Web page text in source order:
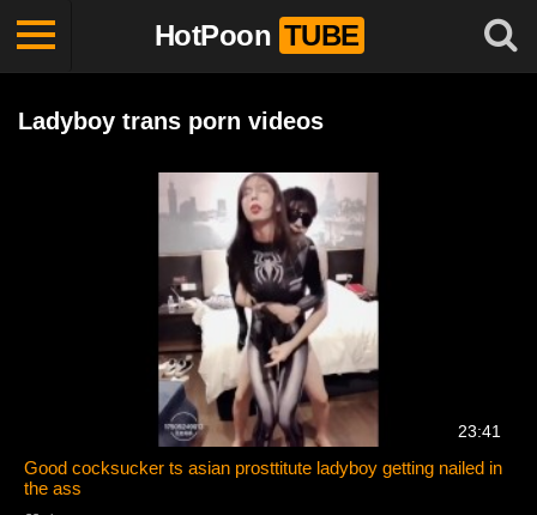
HotPoon TUBE
Ladyboy trans porn videos
23:41
Good cocksucker ts asian prosttitute ladyboy getting nailed in
the ass